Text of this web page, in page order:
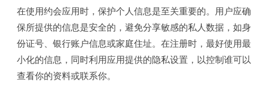
在使用约会应用时，保护个人信息是至关重要的。用户应确
保所提供的信息是安全的，避免分享敏感的私人数据，如身
份证号、银行账户信息或家庭住址。在注册时，最好使用最
小化的信息，同时利用应用提供的隐私设置，以控制谁可以
查看你的资料或联系你。